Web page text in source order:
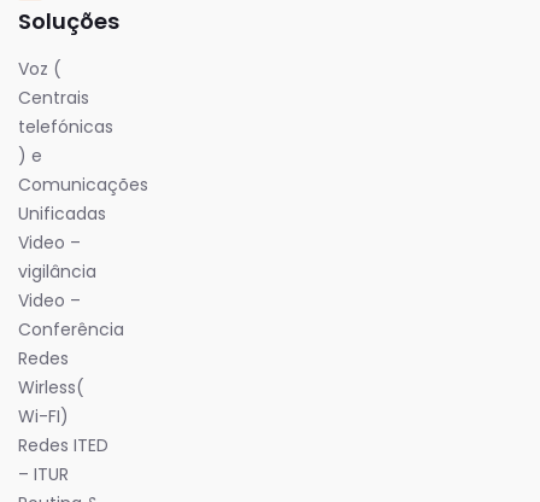
Soluções
Voz (
Centrais
telefónicas
) e
Comunicações
Unificadas
Video –
vigilância
Video –
Conferência
Redes
Wirless(
Wi-FI)
Redes ITED
– ITUR